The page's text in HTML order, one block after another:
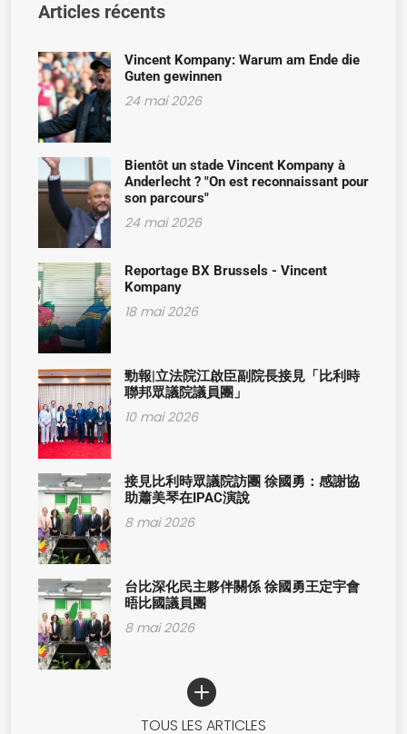
Articles récents
Vincent Kompany: Warum am Ende die
Guten gewinnen
24 mai 2026
Bientôt un stade Vincent Kompany à
Anderlecht ? "On est reconnaissant pour
son parcours"
24 mai 2026
Reportage BX Brussels - Vincent
Kompany
18 mai 2026
勁報|立法院江啟臣副院長接見「比利時
聯邦眾議院議員團」
10 mai 2026
接見比利時眾議院訪團 徐國勇：感謝協
助蕭美琴在IPAC演說
8 mai 2026
台比深化民主夥伴關係 徐國勇王定宇會
晤比國議員團
8 mai 2026
TOUS LES ARTICLES